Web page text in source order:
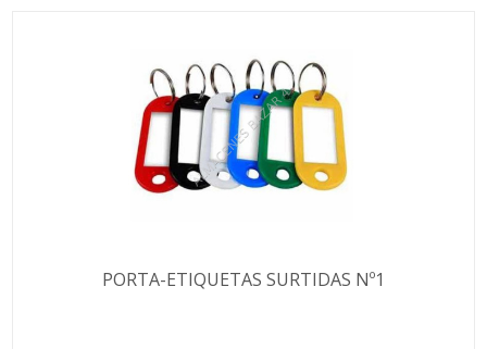
PORTA-ETIQUETAS SURTIDAS Nº1